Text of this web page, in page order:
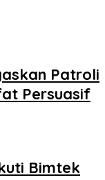
Patroli
Persuasif
Bimtek